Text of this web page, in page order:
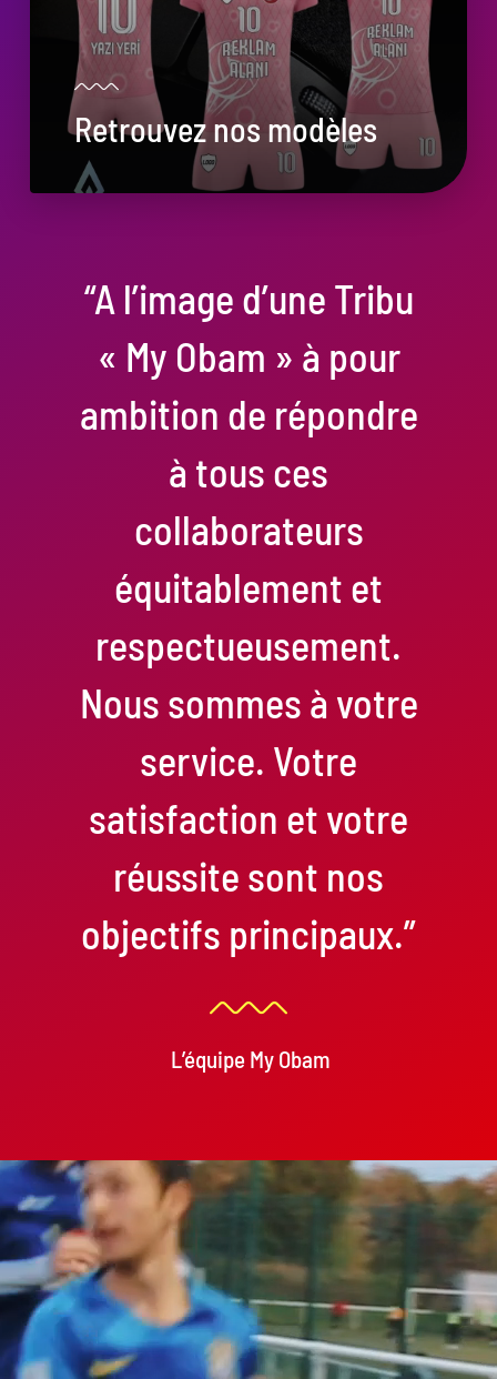
Retrouvez nos modèles
“A l’image d’une Tribu
« My Obam » à pour
ambition de répondre
à tous ces
collaborateurs
équitablement et
respectueusement.
Nous sommes à votre
service. Votre
satisfaction et votre
réussite sont nos
objectifs principaux.”
L’équipe My Obam